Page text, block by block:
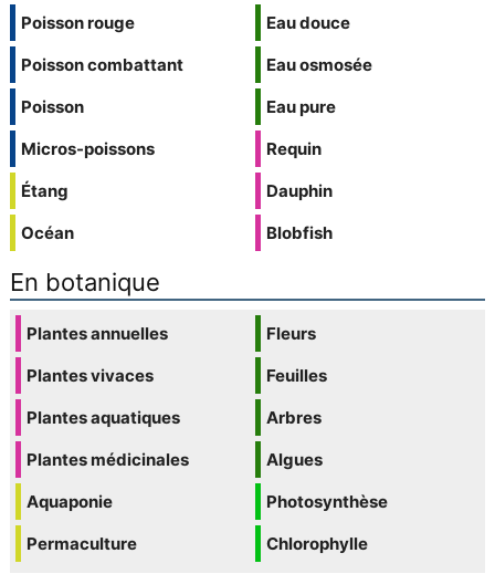
Poisson rouge
Poisson combattant
Poisson
Micros-poissons
Étang
Océan
Eau douce
Eau osmosée
Eau pure
Requin
Dauphin
Blobfish
En botanique
Plantes annuelles
Plantes vivaces
Plantes aquatiques
Plantes médicinales
Aquaponie
Permaculture
Fleurs
Feuilles
Arbres
Algues
Photosynthèse
Chlorophylle